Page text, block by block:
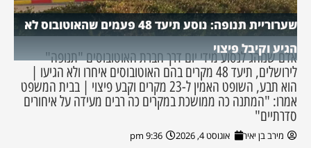
שערוריית תנופה: נוסע תיעד 48 פעמים שהאוטובוס לא
הגיע וקיבל פיצוי
אדם שנוהג לנסוע מידי יום דרך חברת האוטובוסים "תנופה"
לירושלים, תיעד 48 מקרים בהם האוטובוסים איחרו ולא הגיעו |
הוא תבע, השופט האמין ל-23 מקרים וקבע פיצוי | בבית המשפט
אמרו: "המתנה כה ממושכת במקרים כה רבים מעידה על איחורים
סדרתיים"
מירב בן יאיר אוגוסט 4, 2026 9:36 pm